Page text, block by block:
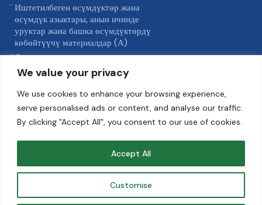
We value your privacy
We use cookies to enhance your browsing experience,
serve personalised ads or content, and analyse our traffic.
By clicking "Accept All", you consent to our use of cookies.
Customise
Accept All
Иштетилбеген өсүмдүктөр жана
өсүмдүк азыктары, анын ичинде
уруктар жана башка өсүмдүктөрдү
көбөйтүүчү материалдар (А)
Деңиз азыктарын кошо алганда,
азык-түлүк керектөө үчүн арналган
кайра иштетилген айыл чарба
продукциялары (D)
ЕСтин (ЕU) 2018/848 жобосунун 1-
тиркемесинде көрсөтүлгөн башка
продукциялар (G)